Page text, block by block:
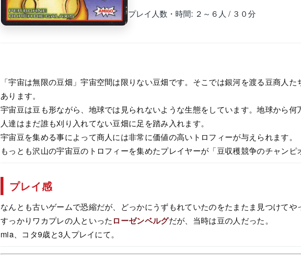
プレイ人数・時間: ２～６人 / ３０分
「宇宙は無限の豆畑」宇宙空間は限りない豆畑です。そこでは銀河を渡る豆商人
あります。
宇宙豆は豆も形ながら、地球では見られないような生態をしています。地球から何
人達はまだ誰も刈り入れてない豆畑に足を踏み入れます。
宇宙豆を集める事によって商人には非常に価値の高いトロフィーが与えられます。
もっとも沢山の宇宙豆のトロフィーを集めたプレイヤーが「豆収穫競争のチャンピ
プレイ感
なんとも古いゲームで恐縮だが、どっかにうずもれていたのをたまたま見つけてや
すっかりワカプレの人といった ローゼンベルグだが、当時は豆の人だった。
mia、コタ9歳と3人プレイにて。